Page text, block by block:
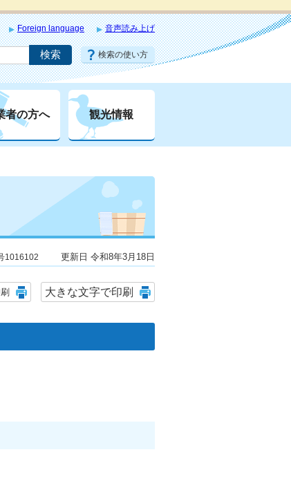
Foreign language 音声読み上げ
検索の使い方
者の方へ 観光情報
1016102 更新日 令和8年3月18日
大きな文字で印刷